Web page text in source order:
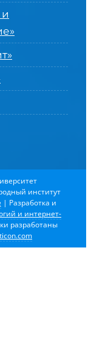
институт
| Разработка и
и интернет-
разработаны